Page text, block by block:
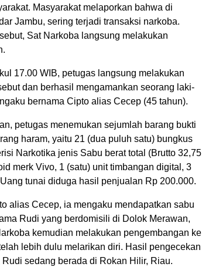
Masyarakat melaporkan bahwa di
Jambu, sering terjadi transaksi narkoba.
Sat Narkoba langsung melakukan
17.00 WIB, petugas langsung melakukan
dan berhasil mengamankan seorang laki-
bernama Cipto alias Cecep (45 tahun).
petugas menemukan sejumlah barang bukti
haram, yaitu 21 (dua puluh satu) bungkus
Narkotika jenis Sabu berat total (Brutto 32,75
merk Vivo, 1 (satu) unit timbangan digital, 3
tunai diduga hasil penjualan Rp 200.000.
alias Cecep, ia mengaku mendapatkan sabu
Rudi yang berdomisili di Dolok Merawan,
kemudian melakukan pengembangan ke
lebih dulu melarikan diri. Hasil pengecekan
sedang berada di Rokan Hilir, Riau.